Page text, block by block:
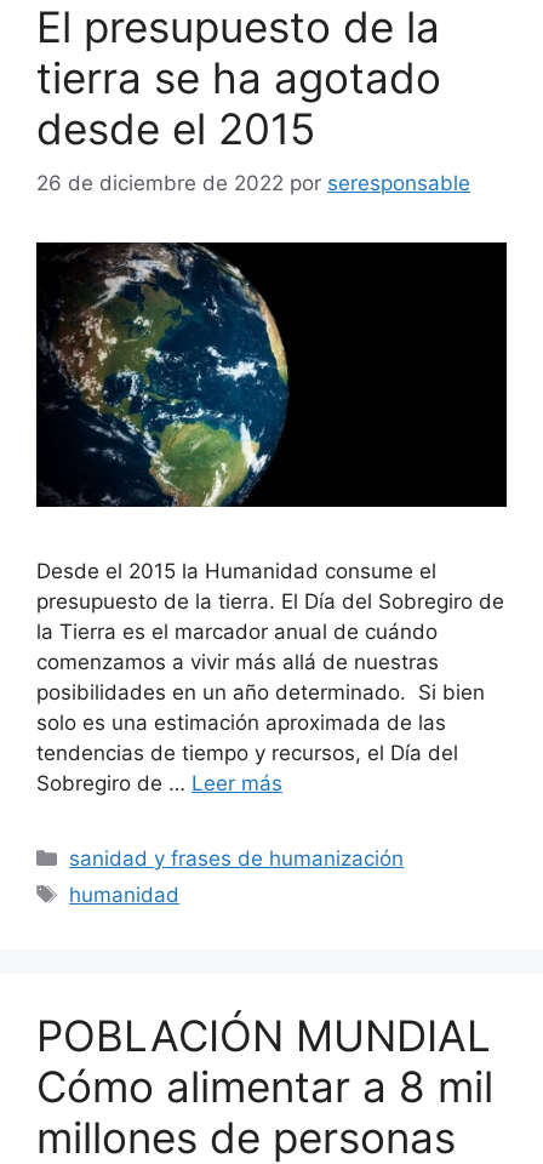
El presupuesto de la
tierra se ha agotado
desde el 2015
26 de diciembre de 2022 por seresponsable
Desde el 2015 la Humanidad consume el
presupuesto de la tierra. El Día del Sobregiro de
la Tierra es el marcador anual de cuándo
comenzamos a vivir más allá de nuestras
posibilidades en un año determinado. Si bien
solo es una estimación aproximada de las
tendencias de tiempo y recursos, el Día del
Sobregiro de … Leer más
Categorías
sanidad y frases de humanización
Etiquetas
humanidad
POBLACIÓN MUNDIAL
Cómo alimentar a 8 mil
millones de personas